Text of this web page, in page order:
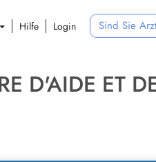
Hilfe Login Sind Sie
D'AIDE ET